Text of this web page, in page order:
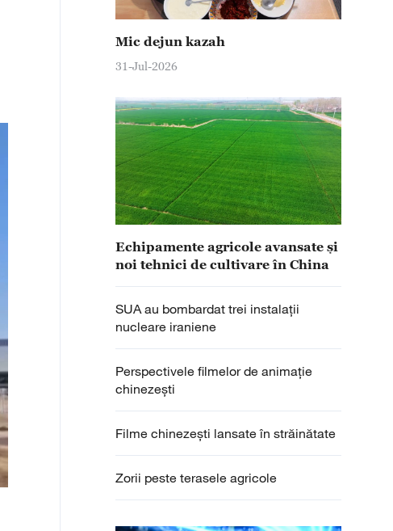
Mic dejun kazah
31-Jul-2026
Echipamente agricole avansate și
noi tehnici de cultivare în China
SUA au bombardat trei instalații
nucleare iraniene
Perspectivele filmelor de animație
chinezești
Filme chinezești lansate în străinătate
Zorii peste terasele agricole